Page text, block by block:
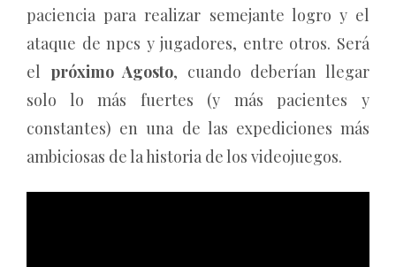
paciencia para realizar semejante logro y el
ataque de npcs y jugadores, entre otros. Será
el próximo Agosto, cuando deberían llegar
solo lo más fuertes (y más pacientes y
constantes) en una de las expediciones más
ambiciosas de la historia de los videojuegos.